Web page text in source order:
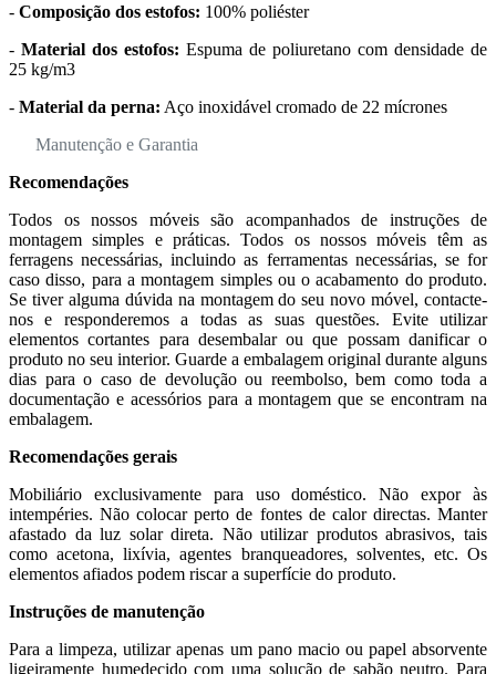
- Composição dos estofos: 100% poliéster
- Material dos estofos: Espuma de poliuretano com densidade de
25 kg/m3
- Material da perna: Aço inoxidável cromado de 22 mícrones
Manutenção e Garantia
Recomendações
Todos os nossos móveis são acompanhados de instruções de
montagem simples e práticas. Todos os nossos móveis têm as
ferragens necessárias, incluindo as ferramentas necessárias, se for
caso disso, para a montagem simples ou o acabamento do produto.
Se tiver alguma dúvida na montagem do seu novo móvel, contacte-
nos e responderemos a todas as suas questões. Evite utilizar
elementos cortantes para desembalar ou que possam danificar o
produto no seu interior. Guarde a embalagem original durante alguns
dias para o caso de devolução ou reembolso, bem como toda a
documentação e acessórios para a montagem que se encontram na
embalagem.
Recomendações gerais
Mobiliário exclusivamente para uso doméstico. Não expor às
intempéries. Não colocar perto de fontes de calor directas. Manter
afastado da luz solar direta. Não utilizar produtos abrasivos, tais
como acetona, lixívia, agentes branqueadores, solventes, etc. Os
elementos afiados podem riscar a superfície do produto.
Instruções de manutenção
Para a limpeza, utilizar apenas um pano macio ou papel absorvente
ligeiramente humedecido com uma solução de sabão neutro. Para